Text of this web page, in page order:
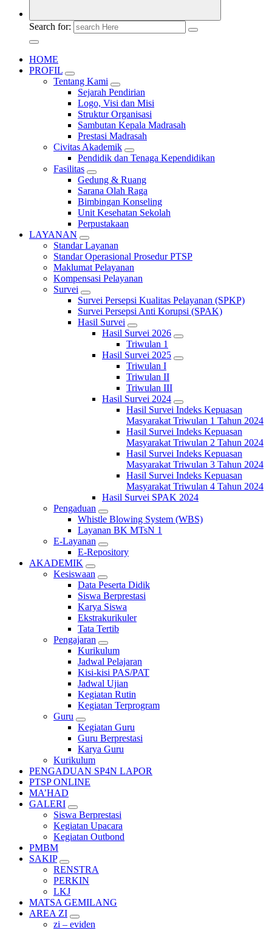
Search for:
HOME
PROFIL
Tentang Kami
Sejarah Pendirian
Logo, Visi dan Misi
Struktur Organisasi
Sambutan Kepala Madrasah
Prestasi Madrasah
Civitas Akademik
Pendidik dan Tenaga Kependidikan
Fasilitas
Gedung & Ruang
Sarana Olah Raga
Bimbingan Konseling
Unit Kesehatan Sekolah
Perpustakaan
LAYANAN
Standar Layanan
Standar Operasional Prosedur PTSP
Maklumat Pelayanan
Kompensasi Pelayanan
Survei
Survei Persepsi Kualitas Pelayanan (SPKP)
Survei Persepsi Anti Korupsi (SPAK)
Hasil Survei
Hasil Survei 2026
Triwulan 1
Hasil Survei 2025
Triwulan I
Triwulan II
Triwulan III
Hasil Survei 2024
Hasil Survei Indeks Kepuasan
Masyarakat Triwulan 1 Tahun 2024
Hasil Survei Indeks Kepuasan
Masyarakat Triwulan 2 Tahun 2024
Hasil Survei Indeks Kepuasan
Masyarakat Triwulan 3 Tahun 2024
Hasil Survei Indeks Kepuasan
Masyarakat Triwulan 4 Tahun 2024
Hasil Survei SPAK 2024
Pengaduan
Whistle Blowing System (WBS)
Layanan BK MTsN 1
E-Layanan
E-Repository
AKADEMIK
Kesiswaan
Data Peserta Didik
Siswa Berprestasi
Karya Siswa
Ekstrakurikuler
Tata Tertib
Pengajaran
Kurikulum
Jadwal Pelajaran
Kisi-kisi PAS/PAT
Jadwal Ujian
Kegiatan Rutin
Kegiatan Terprogram
Guru
Kegiatan Guru
Guru Berprestasi
Karya Guru
Kurikulum
PENGADUAN SP4N LAPOR
PTSP ONLINE
MA’HAD
GALERI
Siswa Berprestasi
Kegiatan Upacara
Kegiatan Outbond
PMBM
SAKIP
RENSTRA
PERKIN
LKJ
MATSA GEMILANG
AREA ZI
zi – eviden